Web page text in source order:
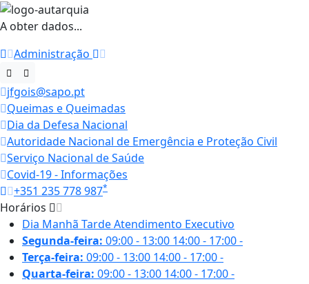
A obter dados...
Administração
jfgois@sapo.pt
Queimas e Queimadas
Dia da Defesa Nacional
Autoridade Nacional de Emergência e Proteção Civil
Serviço Nacional de Saúde
Covid-19 - Informações
+351 235 778 987*
Horários
Dia Manhã TardeAtendimento Executivo
Segunda-feira: 09:00 - 13:00 14:00 - 17:00-
Terça-feira: 09:00 - 13:00 14:00 - 17:00-
Quarta-feira: 09:00 - 13:00 14:00 - 17:00-